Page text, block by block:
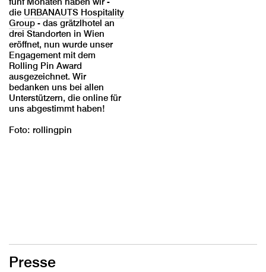
die URBANAUTS Hospitality
Group - das grätzlhotel an
drei Standorten in Wien
eröffnet, nun wurde unser
Engagement mit dem
Rolling Pin Award
ausgezeichnet. Wir
bedanken uns bei allen
Unterstützern, die online für
uns abgestimmt haben!
Foto: rollingpin
Presse